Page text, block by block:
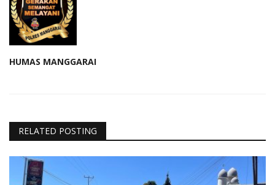
HUMAS MANGGARAI
RELATED POSTING